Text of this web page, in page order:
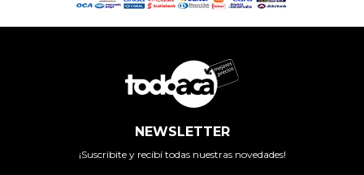
NEWSLETTER
¡Suscribite y recibí todas nuestras novedades!